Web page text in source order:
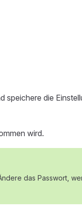
speichere die
wird.
das Passwort,